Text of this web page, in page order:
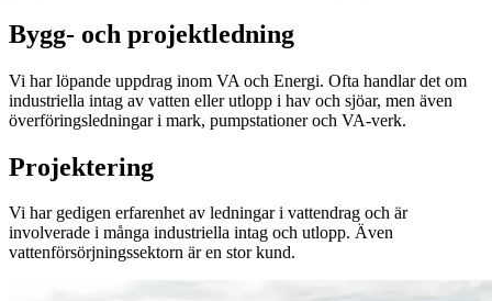
Bygg- och projektledning
Vi har löpande uppdrag inom VA och Energi. Ofta handlar det om
industriella intag av vatten eller utlopp i hav och sjöar, men även
överföringsledningar i mark, pumpstationer och VA-verk.
Projektering
Vi har gedigen erfarenhet av ledningar i vattendrag och är
involverade i många industriella intag och utlopp. Även
vattenförsörjningssektorn är en stor kund.